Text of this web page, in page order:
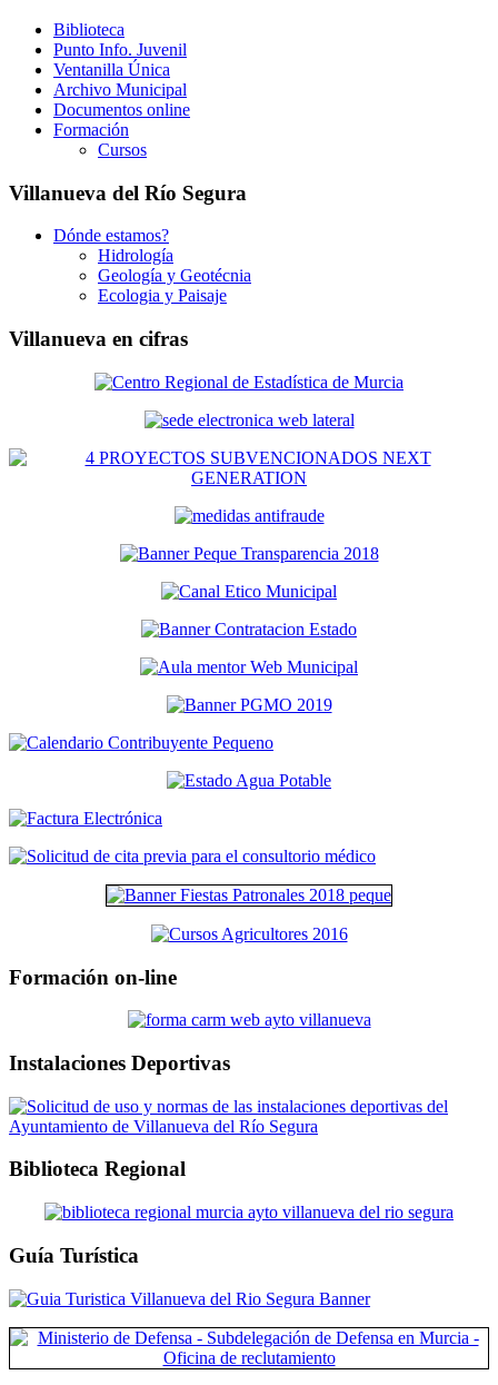
Biblioteca
Punto Info. Juvenil
Ventanilla Única
Archivo Municipal
Documentos online
Formación
Cursos
Villanueva del Río Segura
Dónde estamos?
Hidrología
Geología y Geotécnia
Ecologia y Paisaje
Villanueva en cifras
Formación on-line
Instalaciones Deportivas
Biblioteca Regional
Guía Turística